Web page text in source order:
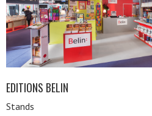
EDITIONS BELIN
Stands